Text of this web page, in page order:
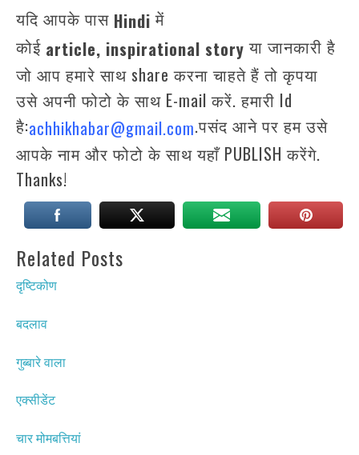
यदि आपके पास Hindi में
कोई article, inspirational story या जानकारी है
जो आप हमारे साथ share करना चाहते हैं तो कृपया
उसे अपनी फोटो के साथ E-mail करें. हमारी Id
है:achhikhabar@gmail.com.पसंद आने पर हम उसे
आपके नाम और फोटो के साथ यहाँ PUBLISH करेंगे.
Thanks!
Related Posts
दृष्टिकोण
बदलाव
गुब्बारे वाला
एक्सीडेंट
चार मोमबत्तियां